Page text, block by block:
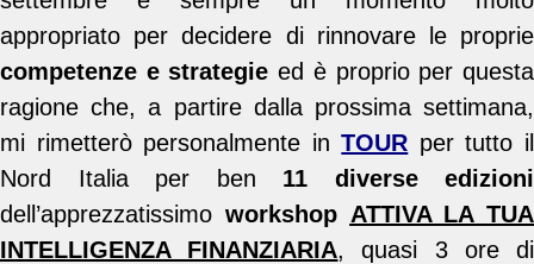
appropriato per decidere di rinnovare le proprie
competenze e strategie ed è proprio per questa
ragione che, a partire dalla prossima settimana,
mi rimetterò personalmente inTOUR per tutto il
Nord Italia per ben 11 diverse edizioni
dell’apprezzatissimo workshop ATTIVA LA TUA
INTELLIGENZA FINANZIARIA, quasi 3 ore di